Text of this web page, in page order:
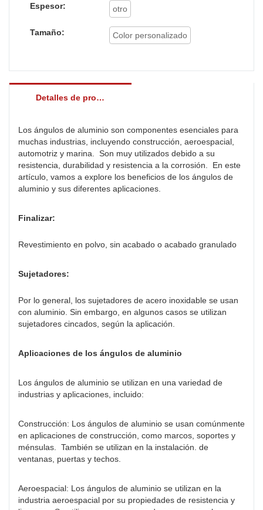
Espesor: otro
Tamaño: Color personalizado
Detalles de producto
Los ángulos de aluminio son componentes esenciales para
muchas industrias, incluyendo construcción, aeroespacial,
automotriz y marina. Son muy utilizados debido a su
resistencia, durabilidad y resistencia a la corrosión. En este
artículo, vamos a explore los beneficios de los ángulos de
aluminio y sus diferentes aplicaciones.
Finalizar:
Revestimiento en polvo, sin acabado o acabado granulado
Sujetadores:
Por lo general, los sujetadores de acero inoxidable se usan
con aluminio. Sin embargo, en algunos casos se utilizan
sujetadores cincados, según la aplicación.
Aplicaciones de los ángulos de aluminio
Los ángulos de aluminio se utilizan en una variedad de
industrias y aplicaciones, incluido:
Construcción: Los ángulos de aluminio se usan comúnmente
en aplicaciones de construcción, como marcos, soportes y
ménsulas. También se utilizan en la instalación. de
ventanas, puertas y techos.
Aeroespacial: Los ángulos de aluminio se utilizan en la
industria aeroespacial por su propiedades de resistencia y